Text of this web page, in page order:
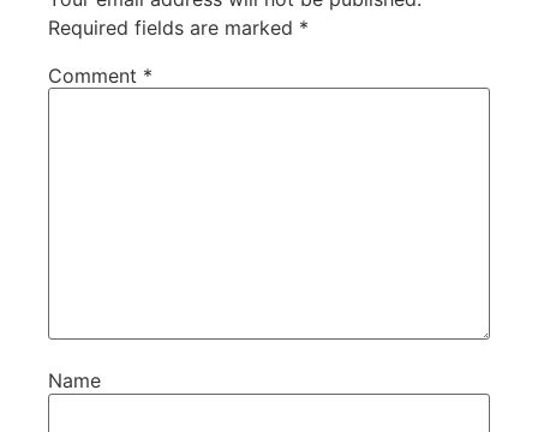
Required fields are marked *
Comment *
Name